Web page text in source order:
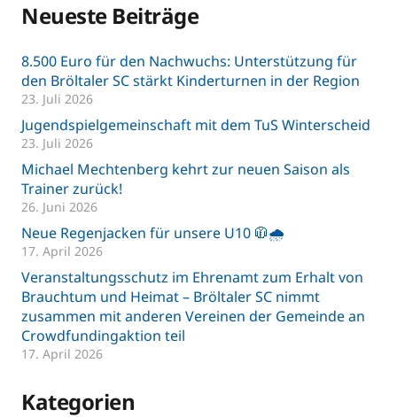
Neueste Beiträge
8.500 Euro für den Nachwuchs: Unterstützung für
den Bröltaler SC stärkt Kinderturnen in der Region
23. Juli 2026
Jugendspielgemeinschaft mit dem TuS Winterscheid
23. Juli 2026
Michael Mechtenberg kehrt zur neuen Saison als
Trainer zurück!
26. Juni 2026
Neue Regenjacken für unsere U10 🧥🌧️
17. April 2026
Veranstaltungsschutz im Ehrenamt zum Erhalt von
Brauchtum und Heimat – Bröltaler SC nimmt
zusammen mit anderen Vereinen der Gemeinde an
Crowdfundingaktion teil
17. April 2026
Kategorien